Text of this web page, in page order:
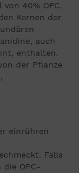
40% OPC.
Kernen der
auch
enthalten.
der Pflanze
einrühren
Falls
OPC-